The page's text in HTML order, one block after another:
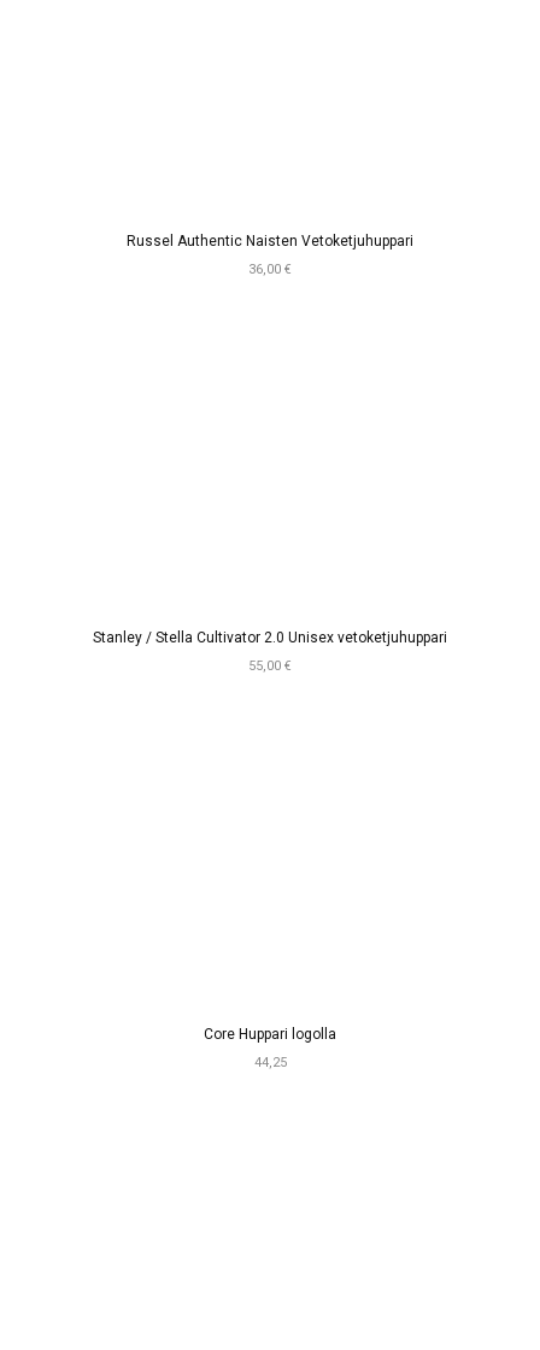
Russel Authentic Naisten Vetoketjuhuppari
36,00 €
Stanley / Stella Cultivator 2.0 Unisex vetoketjuhuppari
55,00 €
Core Huppari logolla
44,25